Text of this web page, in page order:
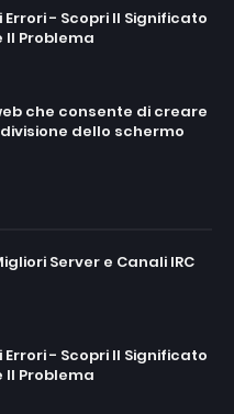
Errori - Scopri Il Significato
Il Problema
che consente di creare
dello schermo
Server e Canali IRC
Errori - Scopri Il Significato
Il Problema